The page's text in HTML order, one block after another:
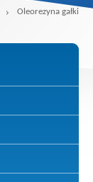
Oleorezyna gałki